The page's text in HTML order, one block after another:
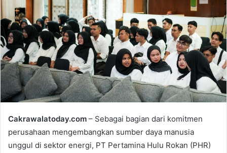
n
e
a
i
l
Cakrawalatoday.com – Sebagai bagian dari komitmen
perusahaan mengembangkan sumber daya manusia
unggul di sektor energi, PT Pertamina Hulu Rokan (PHR)